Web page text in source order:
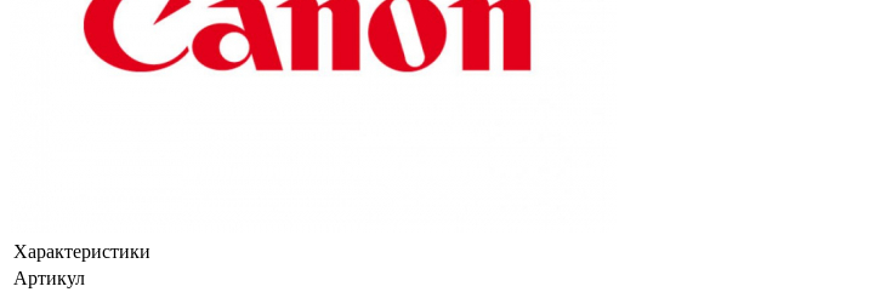
Характеристики
Артикул